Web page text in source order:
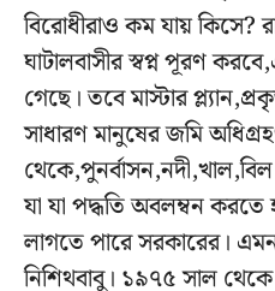
বিরোধীরাও কম যায় কিসে?
ঘাটালবাসীর স্বপ্ন পূরণ
গেছে। তবে মাস্টার
সাধারণ মানুষের জমি
যা যা পদ্ধতি অবলম্বন
লাগতে পারে সরকারের।
নিশিথবাবু। ১৯৭৫ সাল